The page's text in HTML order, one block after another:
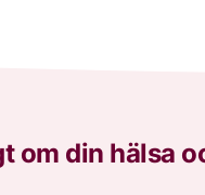
om din hälsa